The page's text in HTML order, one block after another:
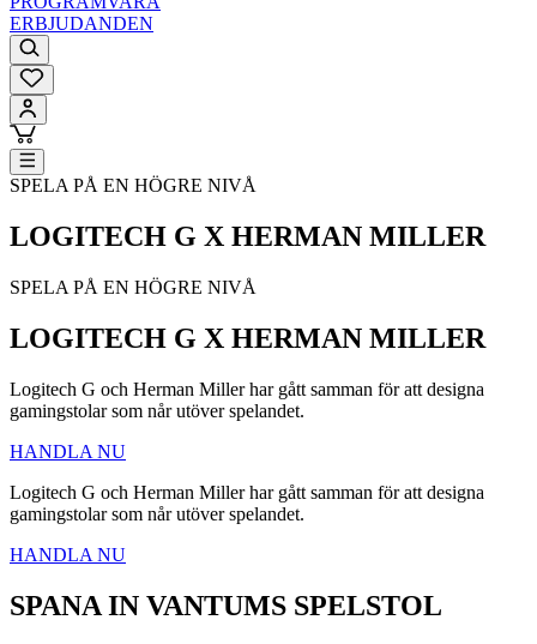
ERBJUDANDEN
SPELA PÅ EN HÖGRE NIVÅ
LOGITECH G X HERMAN MILLER
SPELA PÅ EN HÖGRE NIVÅ
LOGITECH G X HERMAN MILLER
Logitech G och Herman Miller har gått samman för att designa
gamingstolar som når utöver spelandet.
HANDLA NU
Logitech G och Herman Miller har gått samman för att designa
gamingstolar som når utöver spelandet.
HANDLA NU
SPANA IN VANTUMS SPELSTOL